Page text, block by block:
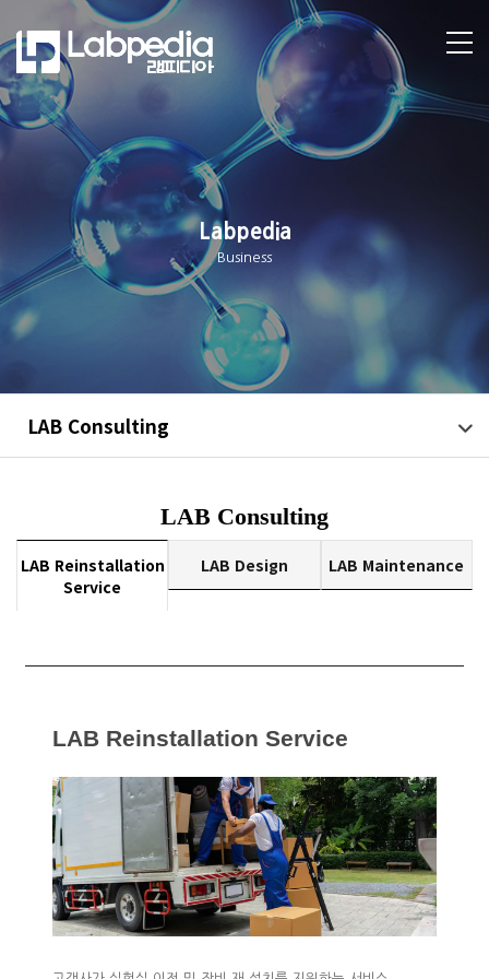
Labpedia
Business
LAB Consulting
LAB Consulting
LAB Reinstallation
Service
LAB Design LAB Maintenance
LAB Reinstallation Service